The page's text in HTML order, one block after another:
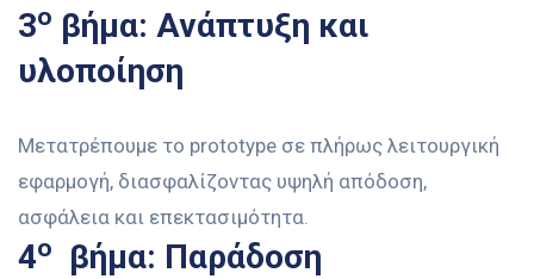
3ο βήμα: Ανάπτυξη και
υλοποίηση
Μετατρέπουμε το prototype σε πλήρως λειτουργική
εφαρμογή, διασφαλίζοντας υψηλή απόδοση,
ασφάλεια και επεκτασιμότητα.
4ο βήμα: Παράδοση